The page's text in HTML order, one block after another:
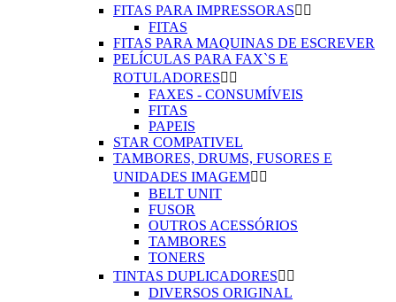
FITAS PARA IMPRESSORAS 
FITAS
FITAS PARA MAQUINAS DE ESCREVER
PELÍCULAS PARA FAX`S E
ROTULADORES 
FAXES - CONSUMÍVEIS
FITAS
PAPEIS
STAR COMPATIVEL
TAMBORES, DRUMS, FUSORES E
UNIDADES IMAGEM 
BELT UNIT
FUSOR
OUTROS ACESSÓRIOS
TAMBORES
TONERS
TINTAS DUPLICADORES 
DIVERSOS ORIGINAL